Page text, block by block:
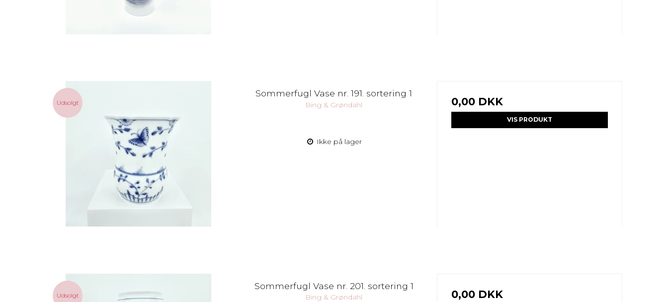
Udsolgt
Sommerfugl Vase nr. 191. sortering 1
Bing & Grøndahl
Ikke på lager
0,00 DKK
VIS PRODUKT
Udsolgt
Sommerfugl Vase nr. 201. sortering 1
Bing & Grøndahl 0,00 DKK